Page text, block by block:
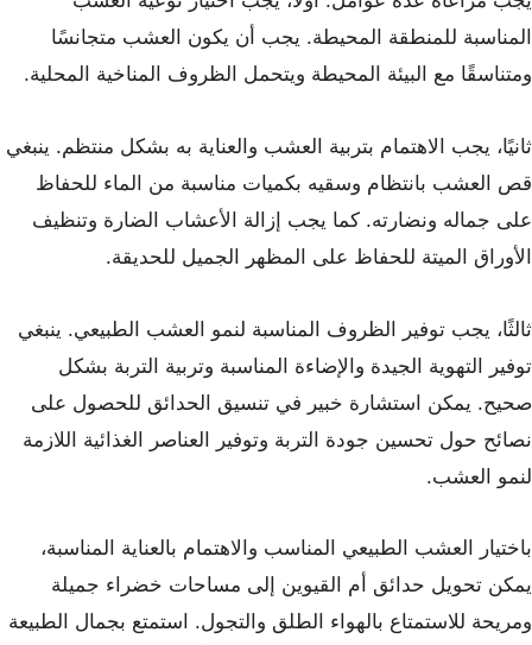
المناسبة للمنطقة المحيطة. يجب أن يكون العشب متجانسًا
ومتناسقًا مع البيئة المحيطة ويتحمل الظروف المناخية المحلية.
ثانيًا، يجب الاهتمام بتربية العشب والعناية به بشكل منتظم. ينبغي
قص العشب بانتظام وسقيه بكميات مناسبة من الماء للحفاظ
على جماله ونضارته. كما يجب إزالة الأعشاب الضارة وتنظيف
الأوراق الميتة للحفاظ على المظهر الجميل للحديقة.
ثالثًا، يجب توفير الظروف المناسبة لنمو العشب الطبيعي. ينبغي
توفير التهوية الجيدة والإضاءة المناسبة وتربية التربة بشكل
صحيح. يمكن استشارة خبير في تنسيق الحدائق للحصول على
نصائح حول تحسين جودة التربة وتوفير العناصر الغذائية اللازمة
لنمو العشب.
باختيار العشب الطبيعي المناسب والاهتمام بالعناية المناسبة،
يمكن تحويل حدائق أم القيوين إلى مساحات خضراء جميلة
ومريحة للاستمتاع بالهواء الطلق والتجول. استمتع بجمال الطبيعة